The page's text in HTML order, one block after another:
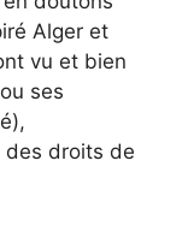
Alger et
vu et bien
ses
des droits de